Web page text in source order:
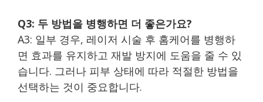
Q3: 두 방법을 병행하면 더 좋은가요?
A3: 일부 경우, 레이저 시술 후 홈케어를 병행하
면 효과를 유지하고 재발 방지에 도움을 줄 수 있
습니다. 그러나 피부 상태에 따라 적절한 방법을
선택하는 것이 중요합니다.